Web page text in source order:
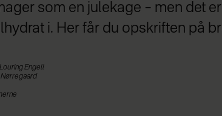
som en julekage – men det
i. Her får du opskriften på
Engell
Nørregaard